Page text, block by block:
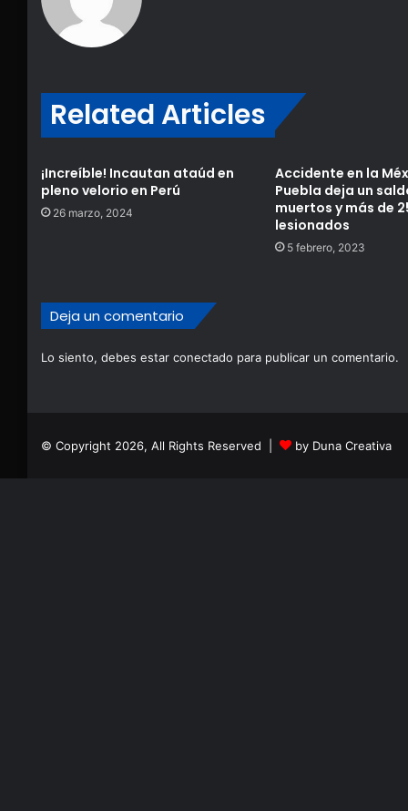
Related Articles
¡Increíble! Incautan ataúd en
pleno velorio en Perú
26 marzo, 2024
Accidente en la
Puebla deja un
muertos y más de
lesionados
5 febrero, 2023
Deja un comentario
Lo siento, debes estar conectado para publicar un comentario.
© Copyright 2026, All Rights Reserved | by Duna Creativa